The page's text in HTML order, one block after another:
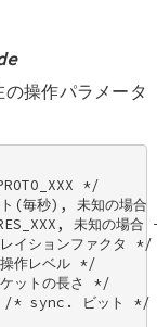
操作パラメータ
*/
(毎秒), 未知の場
未知の場
イションファクタ
作レベル */
ットの長さ */
* sync. ビット